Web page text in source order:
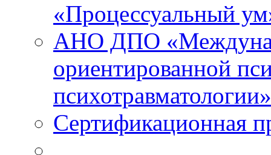
«Процессуальный
АНО ДПО
ориентированной
Сертификационная